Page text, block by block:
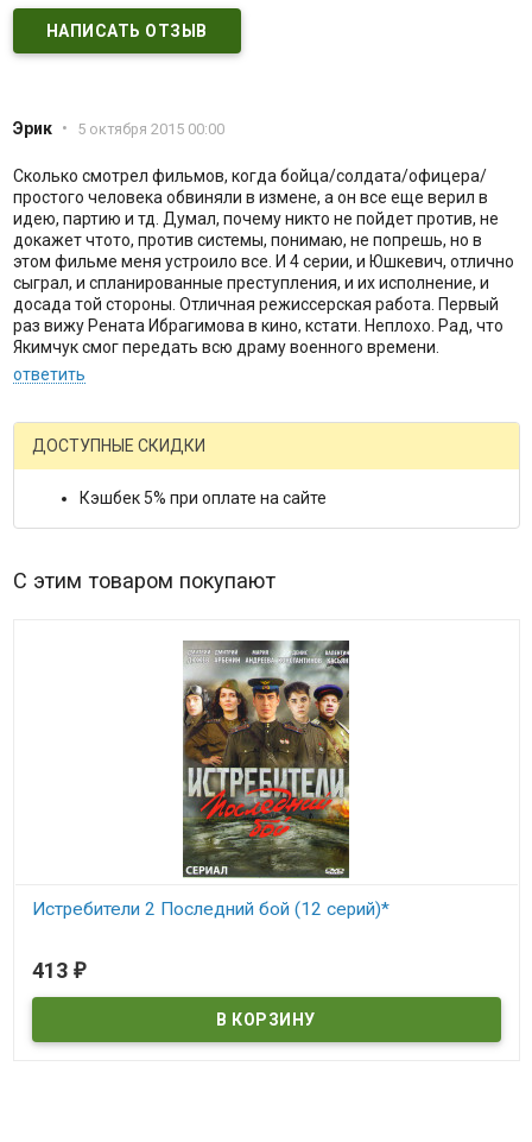
НАПИСАТЬ ОТЗЫВ
Эрик • 5 октября 2015 00:00
Сколько смотрел фильмов, когда бойца/солдата/офицера/
простого человека обвиняли в измене, а он все еще верил в
идею, партию и тд. Думал, почему никто не пойдет против, не
докажет чтото, против системы, понимаю, не попрешь, но в
этом фильме меня устроило все. И 4 серии, и Юшкевич, отлично
сыграл, и спланированные преступления, и их исполнение, и
досада той стороны. Отличная режиссерская работа. Первый
раз вижу Рената Ибрагимова в кино, кстати. Неплохо. Рад, что
Якимчук смог передать всю драму военного времени.
ответить
ДОСТУПНЫЕ СКИДКИ
Кэшбек 5% при оплате на сайте
С этим товаром покупают
Истребители 2 Последний бой (12 серий)*
413 ₽